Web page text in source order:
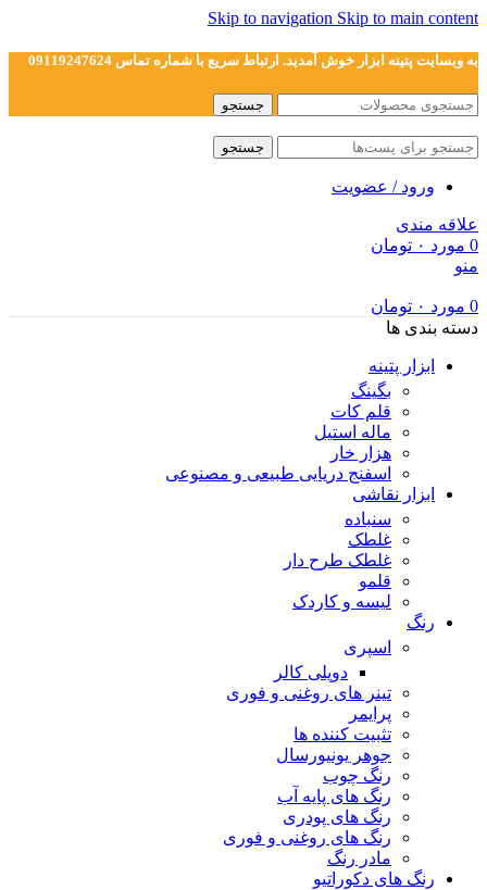
Skip to navigation Skip to main content
به وبسایت پتینه ابزار خوش آمدید. ارتباط سریع با شماره تماس 09119247624
جستجو
جستجو
ورود / عضویت
علاقه مندی
0 مورد ۰ تومان
منو
0 مورد ۰ تومان
دسته بندی ها
ابزار پتینه
بگینگ
قلم کات
ماله استیل
هزار خار
اسفنج دریایی طبیعی و مصنوعی
ابزار نقاشی
سنباده
غلطک
غلطک طرح دار
قلمو
لیسه و کاردک
رنگ
اسپری
دوپلی کالر
تینر های روغنی و فوری
پرایمر
تثبیت کننده ها
جوهر یونیورسال
رنگ چوب
رنگ‌ های پایه آب
رنگ های پودری
رنگ‌ های روغنی و فوری
مادر رنگ
رنگ های دکوراتیو